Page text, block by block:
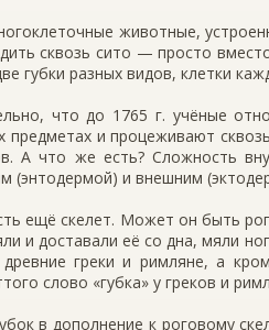
животные,
сквозь сито — просто
губки разных видов, клетки
что до 1765 г. учёные
предметах и процеживают
А что же есть? Сложность
(энтодермой) и внешним
ещё скелет. Может он быть
и доставали её со дна, мяли
греки и римляне, а
слово «губка» у греков и
в дополнение к роговому